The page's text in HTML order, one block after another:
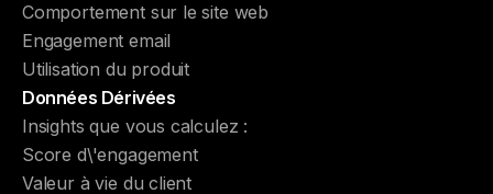
Comportement sur le site web
Engagement email
Utilisation du produit
Données Dérivées
Insights que vous calculez :
Score d\'engagement
Valeur à vie du client